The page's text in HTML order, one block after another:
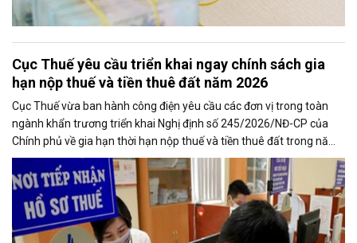
Cục Thuế yêu cầu triển khai ngay chính sách gia
hạn nộp thuế và tiền thuê đất năm 2026
Cục Thuế vừa ban hành công điện yêu cầu các đơn vị trong toàn
ngành khẩn trương triển khai Nghị định số 245/2026/NĐ-CP của
Chính phủ về gia hạn thời hạn nộp thuế và tiền thuê đất trong năm
2026, nhằm bảo đảm chính sách nhanh chóng đi vào thực tiễn và
hỗ trợ kịp thời cho người nộp thuế.